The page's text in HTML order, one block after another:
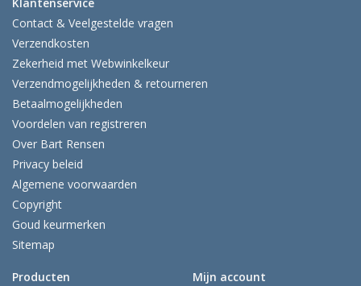
Klantenservice
Contact & Veelgestelde vragen
Verzendkosten
Zekerheid met Webwinkelkeur
Verzendmogelijkheden & retourneren
Betaalmogelijkheden
Voordelen van registreren
Over Bart Rensen
Privacy beleid
Algemene voorwaarden
Copyright
Goud keurmerken
Sitemap
Producten
Mijn account